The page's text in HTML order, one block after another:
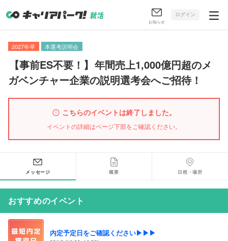
お知らせ
ログイン
2027年卒 本選考説明会
【事前ES不要！ 】 年間売上1,000億円超のメ
ガベンチャー企業の説明選考会へご招待！
こちらのイベントは終了しました。
イベントの詳細はページ下部をご確認ください。
メッセージ 概要 日程・場所
おすすめのイベント
内定予定日をご確認ください▶▶▶